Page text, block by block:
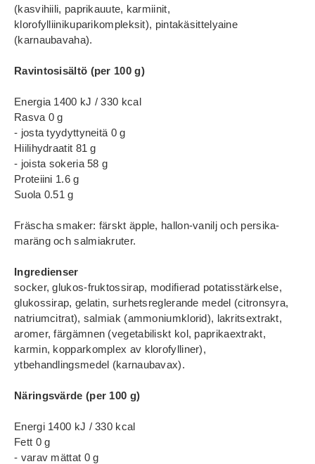
(kasvihiili, paprikauute, karmiinit,
klorofylliinikuparikompleksit), pintakäsittelyaine
(karnaubavaha).
Ravintosisältö (per 100 g)
Energia 1400 kJ / 330 kcal
Rasva 0 g
- josta tyydyttyneitä 0 g
Hiilihydraatit 81 g
- joista sokeria 58 g
Proteiini 1.6 g
Suola 0.51 g
Fräscha smaker: färskt äpple, hallon-vanilj och persika-
maräng och salmiakruter.
Ingredienser
socker, glukos-fruktossirap, modifierad potatisstärkelse,
glukossirap, gelatin, surhetsreglerande medel (citronsyra,
natriumcitrat), salmiak (ammoniumklorid), lakritsextrakt,
aromer, färgämnen (vegetabiliskt kol, paprikaextrakt,
karmin, kopparkomplex av klorofylliner),
ytbehandlingsmedel (karnaubavax).
Näringsvärde (per 100 g)
Energi 1400 kJ / 330 kcal
Fett 0 g
- varav mättat 0 g